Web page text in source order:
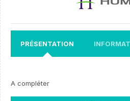
PRÉSENTATION
A compléter